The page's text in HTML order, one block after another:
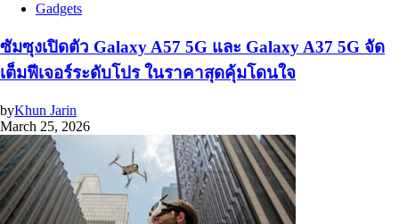
Gadgets
ซัมซุงเปิดตัว Galaxy A57 5G และ Galaxy A37 5G จัด
เต็มฟีเจอร์ระดับโปร ในราคาสุดคุ้มโดนใจ
byKhun Jarin
March 25, 2026